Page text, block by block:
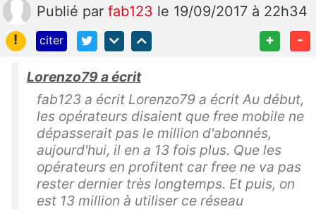
Publié par fab123 le 19/09/2017 à 22h34
!
citer + -
Lorenzo79 a écrit
fab123 a écrit Lorenzo79 a écrit Au début,
les opérateurs disaient que free mobile ne
dépasserait pas le million d'abonnés,
aujourd'hui, il en a 13 fois plus. Que les
opérateurs en profitent car free ne va pas
rester dernier très longtemps. Et puis, on
est 13 million à utiliser ce réseau